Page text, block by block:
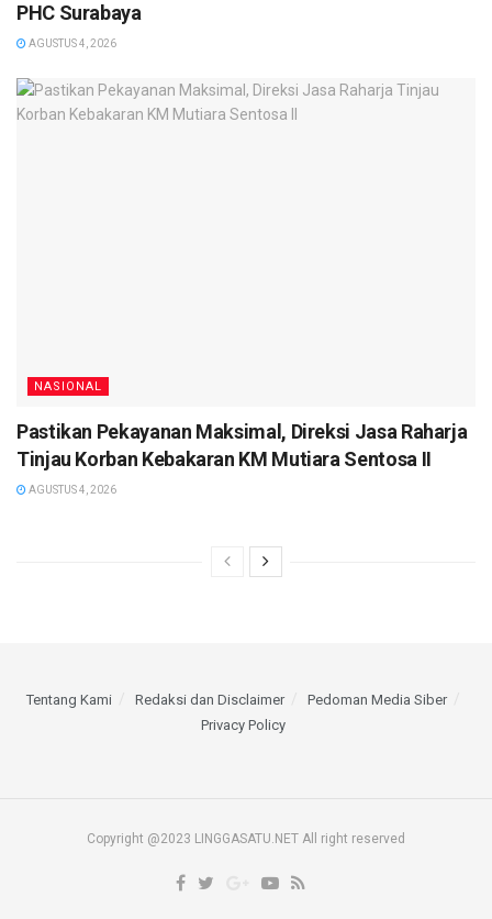
PHC Surabaya
AGUSTUS 4, 2026
NASIONAL
Pastikan Pekayanan Maksimal, Direksi Jasa Raharja
Tinjau Korban Kebakaran KM Mutiara Sentosa II
AGUSTUS 4, 2026
Tentang Kami Redaksi dan Disclaimer
Pedoman Media Siber
Privacy Policy
Copyright @2023 LINGGASATU.NET All right reserved